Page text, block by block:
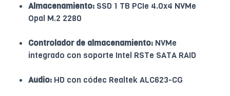
Almacenamiento: SSD 1 TB PCIe 4.0x4 NVMe
Opal M.2 2280
Controlador de almacenamiento: NVMe
integrado con soporte Intel RSTe SATA RAID
Audio: HD con códec Realtek ALC623-CG